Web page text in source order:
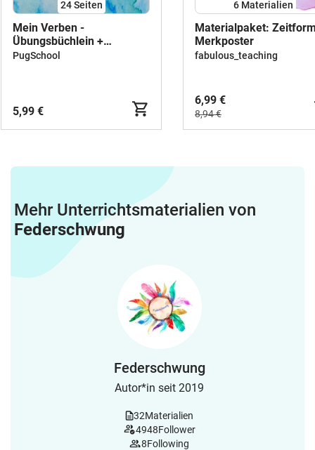
24Seiten
Mein Verben -
Übungsbüchlein +
interaktive Dateien
PugSchool
5,99 €
6 Materialien
Materialpaket:
Merkposter
fabulous_teaching
6,99 €
8,94 €
Mehr Unterrichtsmaterialien von
Federschwung
Federschwung
Autor*in seit 2019
32Materialien
4948Follower
8Following